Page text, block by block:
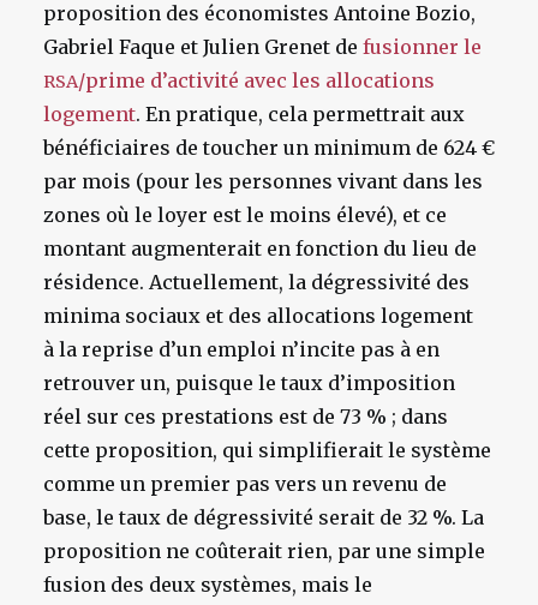
proposition des économistes Antoine Bozio,
Gabriel Faque et Julien Grenet de fusionner le
RSA/prime d’activité avec les allocations
logement. En pratique, cela permettrait aux
bénéficiaires de toucher un minimum de 624 €
par mois (pour les personnes vivant dans les
zones où le loyer est le moins élevé), et ce
montant augmenterait en fonction du lieu de
résidence. Actuellement, la dégressivité des
minima sociaux et des allocations logement
à la reprise d’un emploi n’incite pas à en
retrouver un, puisque le taux d’imposition
réel sur ces prestations est de 73 % ; dans
cette proposition, qui simplifierait le système
comme un premier pas vers un revenu de
base, le taux de dégressivité serait de 32 %. La
proposition ne coûterait rien, par une simple
fusion des deux systèmes, mais le